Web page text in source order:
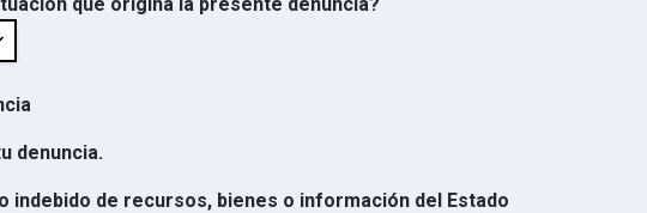
denuncia.
indebido de recursos, bienes o información del Estado